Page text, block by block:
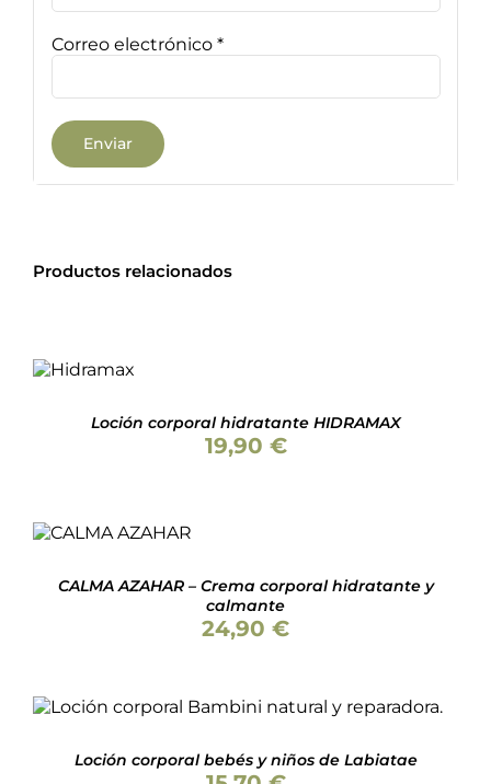
Correo electrónico *
Productos relacionados
AL
DETALLESLoción corporal hidratante HIDRAMAX
19,90 €
con5.00de 5
AÑADIR AL
CALMA AZAHAR – Crema corporal hidratante y
calmante
24,90 €
AÑADIR AL CARRITO / DETALLES
Loción corporal bebés y niños de Labiatae